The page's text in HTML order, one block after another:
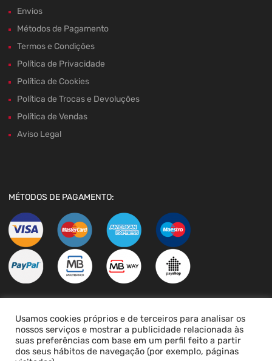
Envios
Métodos de Pagamento
Termos e Condições
Política de Privacidade
Política de Cookies
Política de Trocas e Devoluções
Política de Vendas
Aviso Legal
MÉTODOS DE PAGAMENTO:
LIVRO DE RECLAMAÇÕES
Usamos cookies próprios e de terceiros para analisar os
nossos serviços e mostrar a publicidade relacionada às
suas preferências com base em um perfil feito a partir
dos seus hábitos de navegação (por exemplo, páginas